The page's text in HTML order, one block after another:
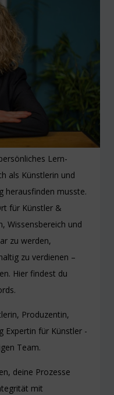
Lern-
als Künstlerin und
herausfinden musste.
für Künstler &
Wissensbereich und
zu werden,
zu verdienen –
Hier findest du
Produzentin,
Expertin für Künstler -
Team.
deine Prozesse
mit